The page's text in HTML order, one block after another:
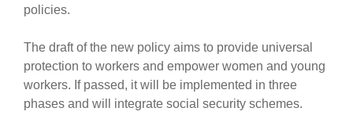
policies.
The draft of the new policy aims to provide universal
protection to workers and empower women and young
workers. If passed, it will be implemented in three
phases and will integrate social security schemes.